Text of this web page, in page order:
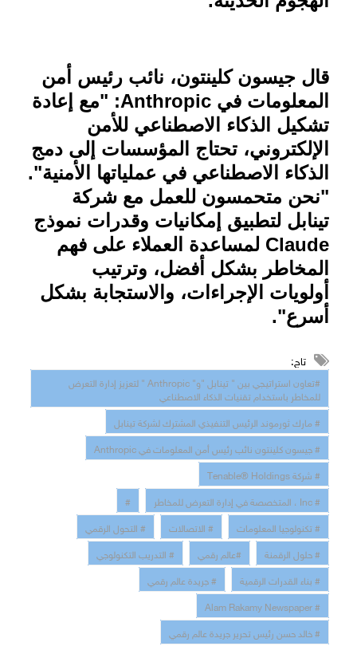
قال جيسون كلينتون، نائب رئيس أمن
المعلومات في Anthropic: "مع إعادة
تشكيل الذكاء الاصطناعي للأمن
الإلكتروني، تحتاج المؤسسات إلى دمج
الذكاء الاصطناعي في عملياتها الأمنية".
"نحن متحمسون للعمل مع شركة
تينابل لتطبيق إمكانيات وقدرات نموذج
Claude لمساعدة العملاء على فهم
المخاطر بشكل أفضل، وترتيب
أولويات الإجراءات، والاستجابة بشكل
أسرع".
تاج:
#تعاون استراتيجي بين " تينابل "و" Anthropic " لتعزيز إدارة التعرض
للمخاطر باستخدام تقنيات الذكاء الاصطناعي
# مارك ثورموند الرئيس التنفيذي المشترك لشركة تينابل
# جيسون كلينتون نائب رئيس أمن المعلومات في Anthropic
# شركة Tenable® Holdings
# Inc ، المتخصصة في إدارة التعرض للمخاطر
#
# تكنولوجيا المعلومات
# الاتصالات
# التحول الرقمي
# حلول الرقمنة
#عالم رقمي
# التدريب التكنولوجي
# بناء القدرات الرقمية
# جريدة عالم رقمي
# Alam Rakamy Newspaper
# خالد حسن رئيس تحرير جريدة عالم رقمي